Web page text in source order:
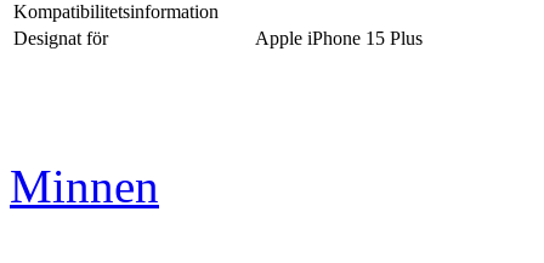
Kompatibilitetsinformation
Designat för
Apple iPhone 15 Plus
Minnen